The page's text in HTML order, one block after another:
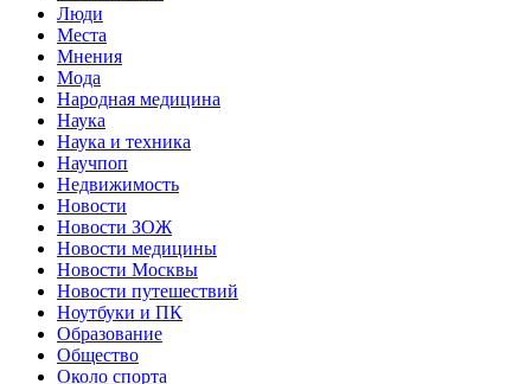
Люди
Места
Мнения
Мода
Народная медицина
Наука
Наука и техника
Научпоп
Недвижимость
Новости
Новости ЗОЖ
Новости медицины
Новости Москвы
Новости путешествий
Ноутбуки и ПК
Образование
Общество
Около спорта